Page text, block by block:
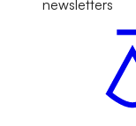
newsletters